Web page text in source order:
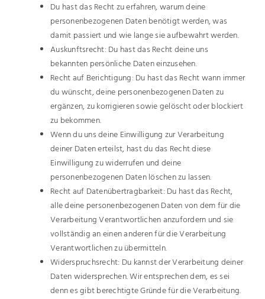
Du hast das Recht zu erfahren, warum deine
personenbezogenen Daten benötigt werden, was
damit passiert und wie lange sie aufbewahrt werden.
Auskunftsrecht: Du hast das Recht deine uns
bekannten persönliche Daten einzusehen.
Recht auf Berichtigung: Du hast das Recht wann immer
du wünscht, deine personenbezogenen Daten zu
ergänzen, zu korrigieren sowie gelöscht oder blockiert
zu bekommen.
Wenn du uns deine Einwilligung zur Verarbeitung
deiner Daten erteilst, hast du das Recht diese
Einwilligung zu widerrufen und deine
personenbezogenen Daten löschen zu lassen.
Recht auf Datenübertragbarkeit: Du hast das Recht,
alle deine personenbezogenen Daten von dem für die
Verarbeitung Verantwortlichen anzufordern und sie
vollständig an einen anderen für die Verarbeitung
Verantwortlichen zu übermitteln.
Widerspruchsrecht: Du kannst der Verarbeitung deiner
Daten widersprechen. Wir entsprechen dem, es sei
denn es gibt berechtigte Gründe für die Verarbeitung.